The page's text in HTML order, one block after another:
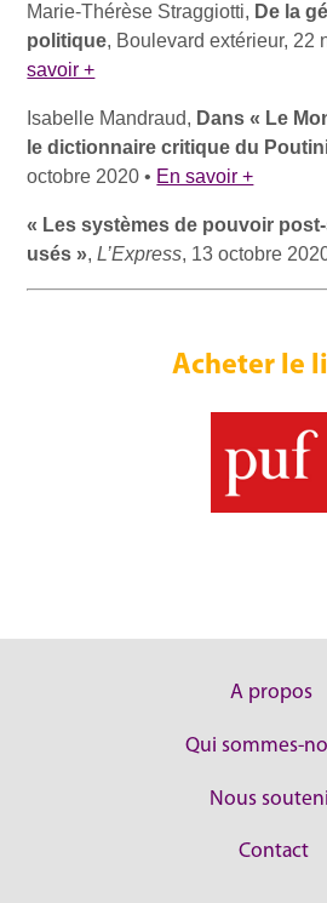
Marie-Thérèse Straggiotti, De la
politique, Boulevard extérieur, 22
savoir +
Isabelle Mandraud, Dans « Le
le dictionnaire critique du
octobre 2020 • En savoir +
« Les systèmes de pouvoir
usés »,L’Express, 13 octobre
Acheter le
A propos
Qui sommes-
Nous
Contact